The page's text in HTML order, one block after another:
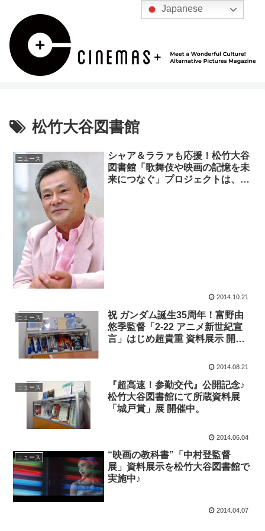
松竹大谷図書館
ニュース
シャア＆ララァも応援！松竹大谷
図書館「歌舞伎や映画の記憶を未
来につなぐ」プロジェクトは、い
2014.10.21
ニュース
祝 ガンダム誕生35周年！富野由
悠季監督「2-22 アニメ新世紀宣
言」はじめ超貴重 資料展示 開催
2014.08.21
ニュース
『超高速！参勤交代』公開記念♪
松竹大谷図書館にて所蔵資料展
「城戸賞」展 開催中。
2014.06.04
ニュース
“映画の教科書”「中村登監督
展」資料展示を松竹大谷図書館で
実施中♪
2014.04.07
Japanese